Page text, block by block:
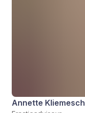
Annette Kliemesch